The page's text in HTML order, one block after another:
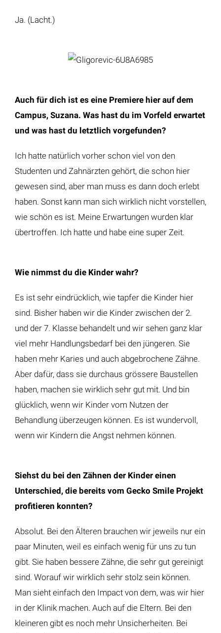
Ja. (Lacht.)
Auch für dich ist es eine Premiere hier auf dem
Campus, Suzana. Was hast du im Vorfeld erwartet
und was hast du letztlich vorgefunden?
Ich hatte natürlich vorher schon viel von den
Studenten und Zahnärzten gehört, die schon hier
gewesen sind, aber man muss es dann doch erlebt
haben. Sonst kann man sich wirklich nicht vorstellen,
wie schön es ist. Meine Erwartungen wurden klar
übertroffen. Ich hatte und habe eine super Zeit.
Wie nimmst du die Kinder wahr?
Es ist sehr eindrücklich, wie tapfer die Kinder hier
sind. Bisher haben wir die Kinder zwischen der 2.
und der 7. Klasse behandelt und wir sehen ganz klar
viel mehr Handlungsbedarf bei den jüngeren. Sie
haben mehr Karies und auch abgebrochene Zähne.
Aber dafür, dass sie durchaus grössere Baustellen
haben, machen sie wirklich sehr gut mit. Und bin
glücklich, wenn wir Kinder vom Nutzen der
Behandlung überzeugen können. Es ist wundervoll,
wenn wir Kindern die Angst nehmen können.
Siehst du bei den Zähnen der Kinder einen
Unterschied, die bereits vom Gecko Smile Projekt
profitieren konnten?
Absolut. Bei den Älteren brauchen wir jeweils nur ein
paar Minuten, weil es einfach wenig für uns zu tun
gibt. Sie haben bessere Zähne, die sehr gut gereinigt
sind. Worauf wir wirklich sehr stolz sein können.
Man sieht einfach den Impact von dem, was wir hier
in der Klinik machen. Auch auf die Eltern. Bei den
kleineren gibt es noch mehr Unsicherheiten. Bei